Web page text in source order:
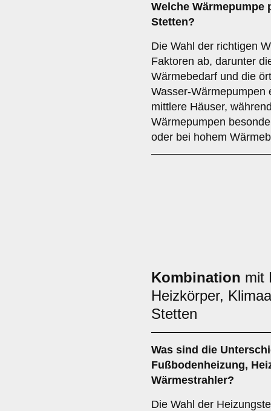
Welche Wärmepumpe
Stetten?
Die Wahl der richtigen
Faktoren ab, darunter
Wärmebedarf und die
Wasser-Wärmepumpen
mittlere Häuser,
Wärmepumpen
oder bei hohem
Kombination mit
Heizkörper,
Stetten
Was sind die
Fußbodenheizung,
Wärmestrahler?
Die Wahl der